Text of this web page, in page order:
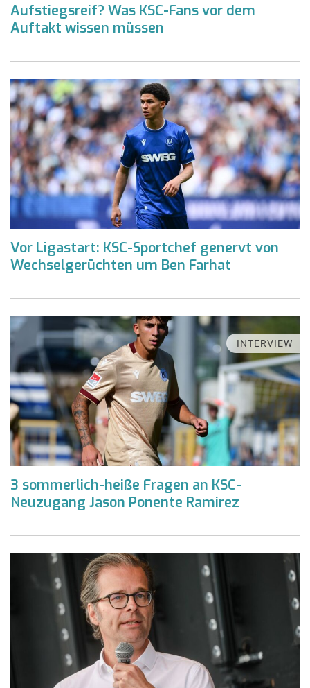
Aufstiegsreif? Was KSC-Fans vor dem
Auftakt wissen müssen
Vor Ligastart: KSC-Sportchef genervt von
Wechselgerüchten um Ben Farhat
INTERVIEW
3 sommerlich-heiße Fragen an KSC-
Neuzugang Jason Ponente Ramirez